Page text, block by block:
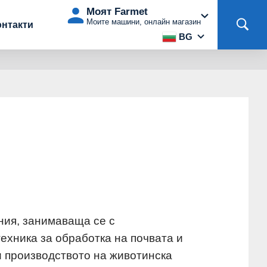
BG
Моят Farmet
Моите машини, онлайн магазин
занимаваща се с
за обработка на почвата и
на животинска